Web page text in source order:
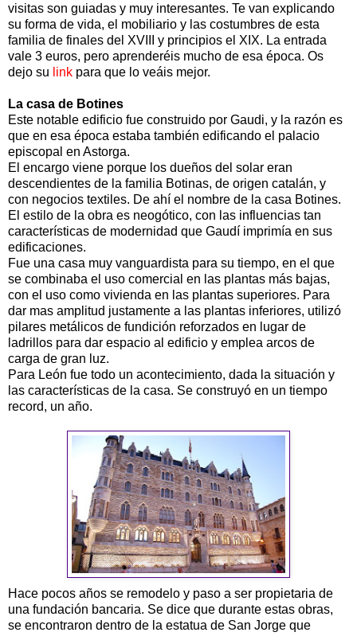
visitas son guiadas y muy interesantes. Te van explicando
su forma de vida, el mobiliario y las costumbres de esta
familia de finales del XVIII y principios el XIX. La entrada
vale 3 euros, pero aprenderéis mucho de esa época. Os
dejo su link para que lo veáis mejor.
La casa de Botines
Este notable edificio fue construido por Gaudi, y la razón es
que en esa época estaba también edificando el palacio
episcopal en Astorga.
El encargo viene porque los dueños del solar eran
descendientes de la familia Botinas, de origen catalán, y
con negocios textiles. De ahí el nombre de la casa Botines.
El estilo de la obra es neogótico, con las influencias tan
características de modernidad que Gaudí imprimía en sus
edificaciones.
Fue una casa muy vanguardista para su tiempo, en el que
se combinaba el uso comercial en las plantas más bajas,
con el uso como vivienda en las plantas superiores. Para
dar mas amplitud justamente a las plantas inferiores, utilizó
pilares metálicos de fundición reforzados en lugar de
ladrillos para dar espacio al edificio y emplea arcos de
carga de gran luz.
Para León fue todo un acontecimiento, dada la situación y
las características de la casa. Se construyó en un tiempo
record, un año.
Hace pocos años se remodelo y paso a ser propietaria de
una fundación bancaria. Se dice que durante estas obras,
se encontraron dentro de la estatua de San Jorge que